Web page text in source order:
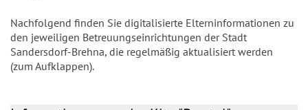
Nachfolgend finden Sie digitalisierte Elterninformationen zu
den jeweiligen Betreuungseinrichtungen der Stadt
Sandersdorf-Brehna, die regelmäßig aktualisiert werden
(zum Aufklappen).